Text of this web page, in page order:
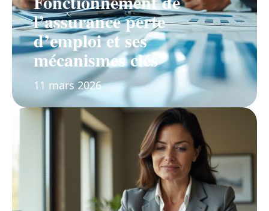
l’assurance perte
d’emploi et ses
mécanismes clés
11 mars 2026